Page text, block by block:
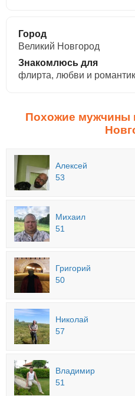
Город
Великий Новгород
Знакомлюсь для
флирта, любви и
Похожие мужчины
Алексей
53
Михаил
51
Григорий
50
Николай
57
Владимир
51